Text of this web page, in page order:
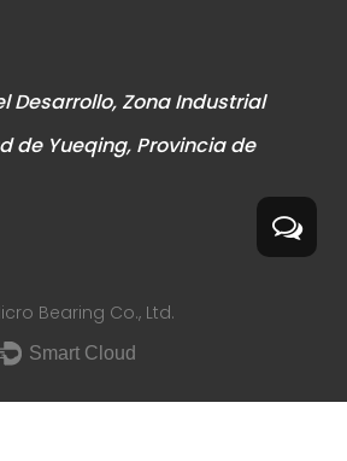
Desarrollo, Zona Industrial
de Yueqing, Provincia de
Bearing Co., Ltd.
Smart Cloud